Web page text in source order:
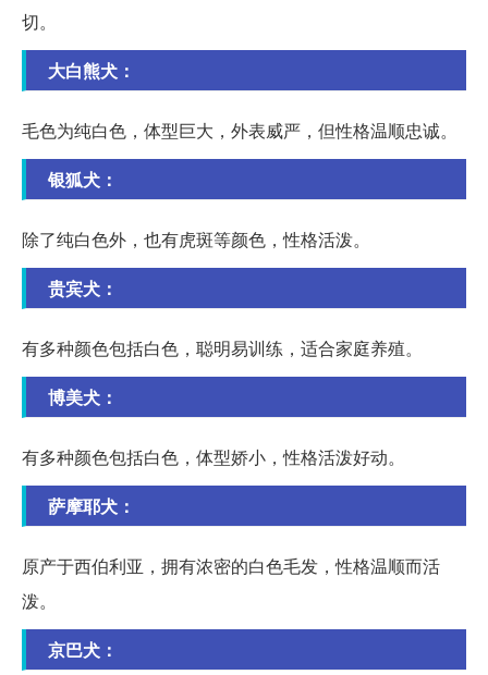
切。
大白熊犬：
毛色为纯白色，体型巨大，外表威严，但性格温顺忠诚。
银狐犬：
除了纯白色外，也有虎斑等颜色，性格活泼。
贵宾犬：
有多种颜色包括白色，聪明易训练，适合家庭养殖。
博美犬：
有多种颜色包括白色，体型娇小，性格活泼好动。
萨摩耶犬：
原产于西伯利亚，拥有浓密的白色毛发，性格温顺而活
泼。
京巴犬：